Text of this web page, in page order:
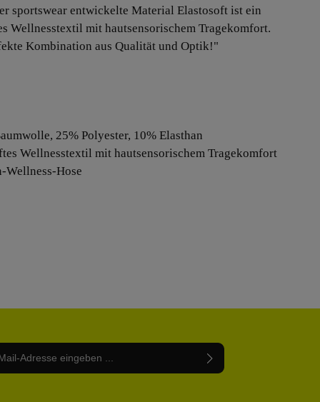
sportswear entwickelte Material Elastosoft ist ein
Wellnesstextil mit hautsensorischem Tragekomfort.
Kombination aus Qualität und Optik!"
25% Polyester, 10% Elasthan
Wellnesstextil mit hautsensorischem Tragekomfort
Wellness-Hose